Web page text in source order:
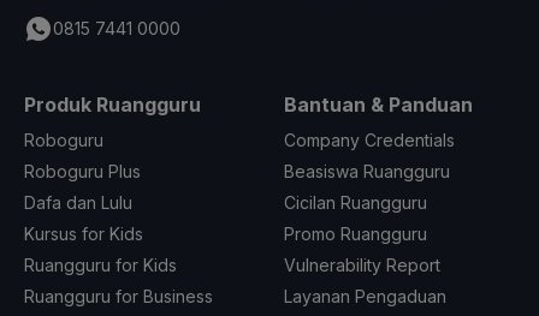
0815 7441 0000
Produk Ruangguru
Roboguru
Roboguru Plus
Dafa dan Lulu
Kursus for Kids
Ruangguru for Kids
Ruangguru for Business
Bantuan & Panduan
Company Credentials
Beasiswa Ruangguru
Cicilan Ruangguru
Promo Ruangguru
Vulnerability Report
Layanan Pengaduan